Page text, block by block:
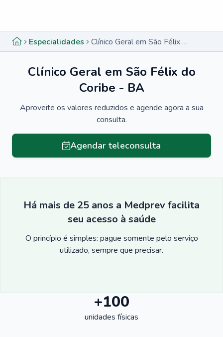
Especialidades Clínico Geral em São Félix do Coribe - BA
Clínico Geral em São Félix do
Coribe - BA
Aproveite os valores reduzidos e agende agora a sua
consulta.
Agendar teleconsulta
Há mais de 25 anos a Medprev facilita
seu acesso à saúde
O princípio é simples: pague somente pelo serviço
utilizado, sempre que precisar.
+100
unidades físicas